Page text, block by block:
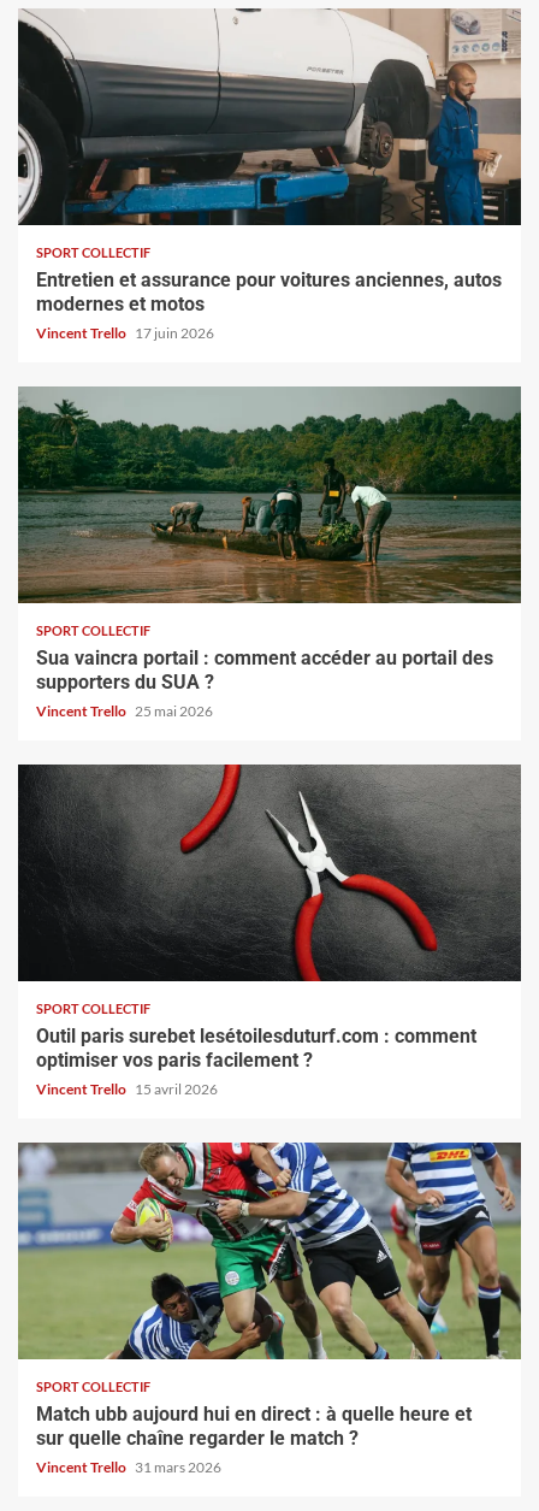
SPORT COLLECTIF
Entretien et assurance pour voitures anciennes, autos
modernes et motos
Vincent Trello 17 juin 2026
SPORT COLLECTIF
Sua vaincra portail : comment accéder au portail des
supporters du SUA ?
Vincent Trello 25 mai 2026
SPORT COLLECTIF
Outil paris surebet lesétoilesduturf.com : comment
optimiser vos paris facilement ?
Vincent Trello 15 avril 2026
SPORT COLLECTIF
Match ubb aujourd hui en direct : à quelle heure et
sur quelle chaîne regarder le match ?
Vincent Trello 31 mars 2026